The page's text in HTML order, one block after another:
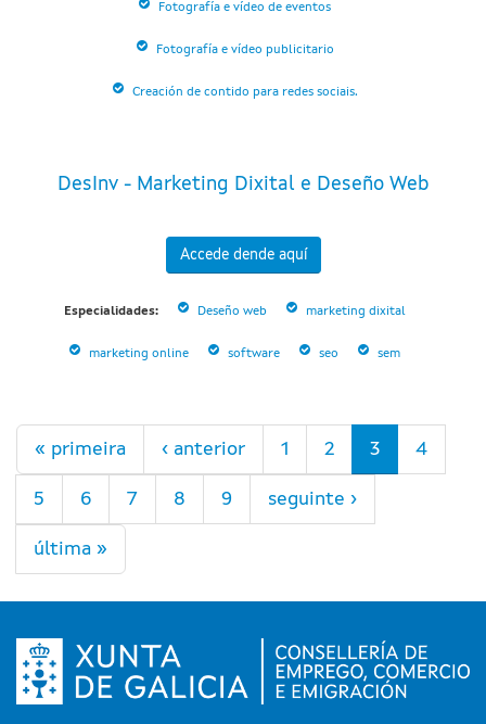
Fotografía e vídeo de eventos
Fotografía e vídeo publicitario
Creación de contido para redes sociais.
DesInv - Marketing Dixital e Deseño Web
Accede dende aquí
Especialidades: Deseño web marketing dixital
marketing online software seo sem
Páxinas
« primeira ‹ anterior 1 2 3 4
5 6 7 8 9 seguinte ›
última »